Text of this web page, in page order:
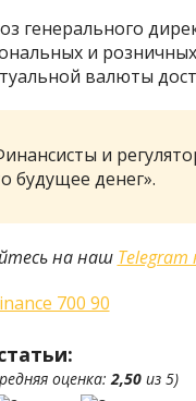
генерального
и
валюты
и
будущее денег».
на наш Telegram
оценка:2,50из 5)